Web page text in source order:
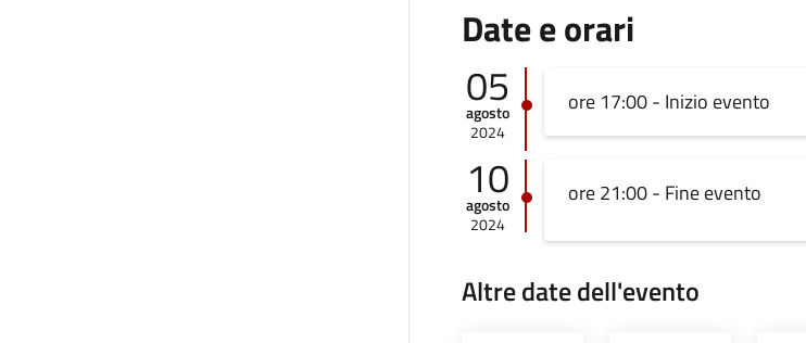
Date e orari
05
agosto
2024
ore 17:00 - Inizio evento
10
agosto
2024
ore 21:00 - Fine evento
Altre date dell'evento